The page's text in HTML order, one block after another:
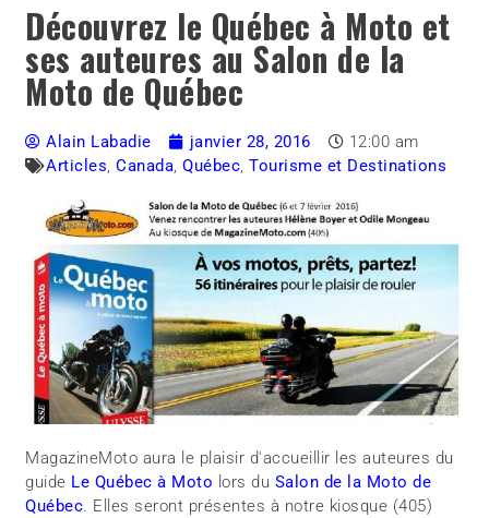
Découvrez le Québec à Moto et
ses auteures au Salon de la
Moto de Québec
Alain Labadie janvier 28, 2016
12:00 am
Articles,Canada,Québec,Tourisme et Destinations
MagazineMoto aura le plaisir d'accueillir les auteures du
guide Le Québec à Moto lors du Salon de la Moto de
Québec. Elles seront présentes à notre kiosque (405)